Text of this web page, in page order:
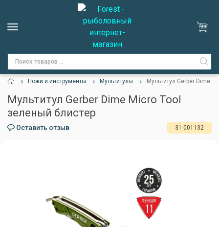
Ножи и инструменты Мультитулы Мультитул Gerber Dime
Мультитул Gerber Dime Micro Tool
зеленый блистер
Оставить отзыв 31-001132